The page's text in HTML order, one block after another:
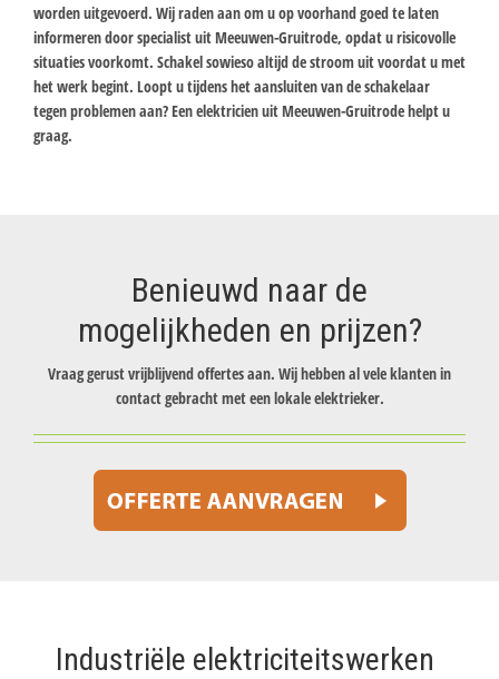
worden uitgevoerd. Wij raden aan om u op voorhand goed te laten
informeren door specialist uit Meeuwen-Gruitrode, opdat u risicovolle
situaties voorkomt. Schakel sowieso altijd de stroom uit voordat u met
het werk begint. Loopt u tijdens het aansluiten van de schakelaar
tegen problemen aan? Een elektricien uit Meeuwen-Gruitrode helpt u
graag.
Benieuwd naar de
mogelijkheden en prijzen?
Vraag gerust vrijblijvend offertes aan. Wij hebben al vele klanten in
contact gebracht met een lokale elektrieker.
Industriële elektriciteitswerken